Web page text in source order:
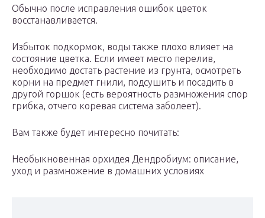
Обычно после исправления ошибок цветок
восстанавливается.
Избыток подкормок, воды также плохо влияет на
состояние цветка. Если имеет место перелив,
необходимо достать растение из грунта, осмотреть
корни на предмет гнили, подсушить и посадить в
другой горшок (есть вероятность размножения спор
грибка, отчего коревая система заболеет).
Вам также будет интересно почитать:
Необыкновенная орхидея Дендробиум: описание,
уход и размножение в домашних условиях